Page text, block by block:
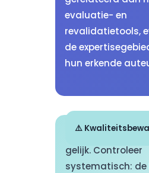
evaluatie- en
revalidatietools,
de
hun erkende
⚠️
Niet alle
gelijk. Controleer
systematisch: de